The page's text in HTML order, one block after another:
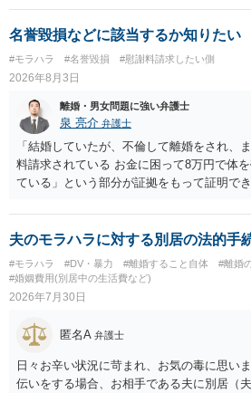
名誉毀損などに該当するか知りたい
#モラハラ #名誉毀損 #慰謝料請求したい側
2026年8月3日
離婚・男女問題に強い弁護士
泉 亮介 弁護士
「結婚していたが、不倫して離婚をされ、
料請求されている お金に困って8万円で体
ている」という部分が証拠をもって証明で
ょう。 既に弁護士にご依頼されているとの
護士と打ち合わせの末どのように対応する
夫のモラハラに対する別居の法的手
#モラハラ #DV・暴力 #離婚すること自体 #離婚
#婚姻費用(別居中の生活費など)
2026年7月30日
匿名A 弁護士
日々お辛い状況に苛まれ、お気の毒に思い
伝いをする場合、お相手である夫に別居（